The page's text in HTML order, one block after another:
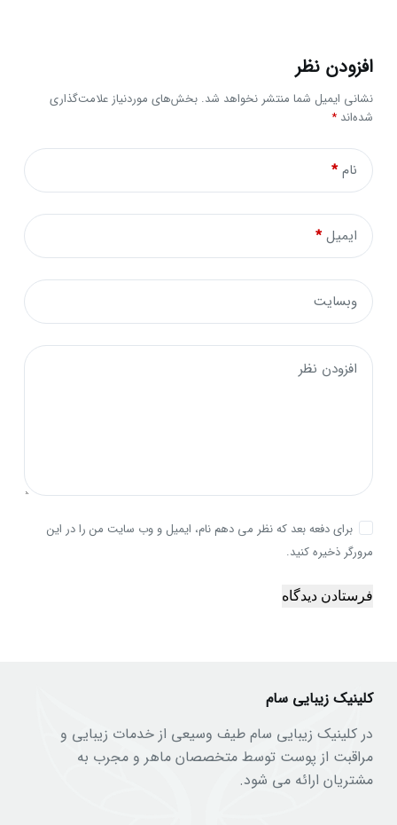
افزودن نظر
نشانی ایمیل شما منتشر نخواهد شد. بخش‌های موردنیاز علامت‌گذاری
شده‌اند *
نام*
ایمیل*
وبسایت
افزودن نظر
برای دفعه بعد که نظر می دهم نام، ایمیل و وب سایت من را در این
مرورگر ذخیره کنید.
فرستادن دیدگاه
کلینیک زیبایی سام
در کلینیک زیبایی سام طیف وسیعی از خدمات زیبایی و
مراقبت از پوست توسط متخصصان ماهر و مجرب به
مشتریان ارائه می شود.